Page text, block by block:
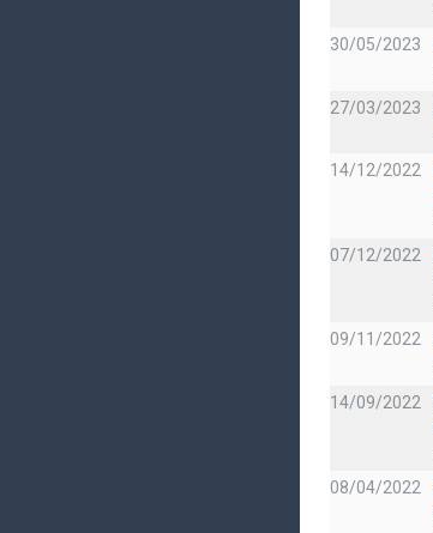
30/05/2023
27/03/2023
14/12/2022
07/12/2022
09/11/2022
14/09/2022
08/04/2022